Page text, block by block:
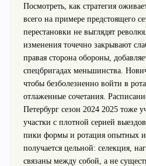
Посмотреть, как стратегия
всего на примере предстоящего
перестановки не выглядят
изменения точечно закрывают
правая сторона обороны,
спецбригадах меньшинства.
чтобы безболезненно войти в
отлаженные сочетания.
Петербург сезон 2024 2025 тоже
участки с плотной серией
пики формы и ротация опытных
получается цельной: селекция,
связаны между собой, а не